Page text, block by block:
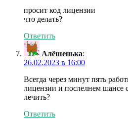
просит код лицензии
что делать?
Ответить
Алёшенька:
26.02.2023 в 16:00
Всегда через минут пять
лицензии и послелнем шансе
лечить?
Ответить